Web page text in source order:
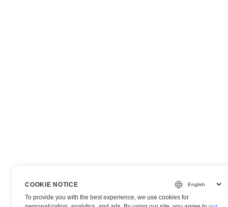
COOKIE NOTICE
To provide you with the best experience, we use cookies for